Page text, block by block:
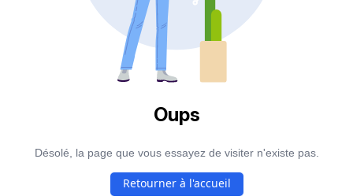
Oups
Désolé, la page que vous essayez de visiter n'existe pas.
Retourner à l'accueil